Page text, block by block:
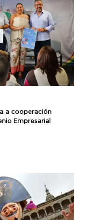
a cooperación
Empresarial